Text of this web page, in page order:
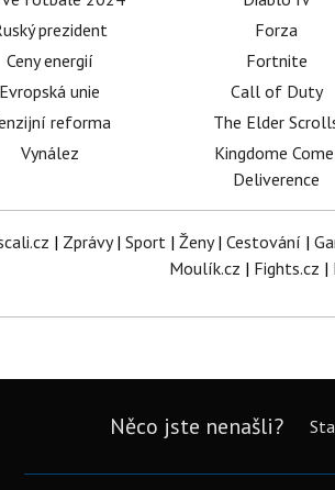
prezident
Ceny energií
Evropská unie
reforma
Vynález
Forza
Fortnite
Call of Duty
The Elder
Kingdome
Deliverence
| Zprávy| Sport| Ženy| Cestování |
Moulík.cz | Fights.cz |
Něco jste nenašli?